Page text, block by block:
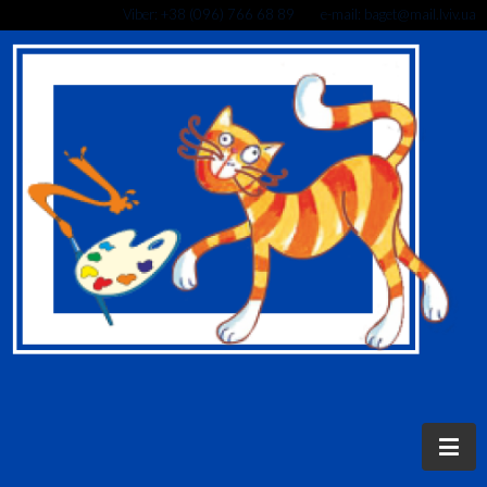
Viber: +38 (096) 766 68 89 e-mail: baget@mail.lviv.ua